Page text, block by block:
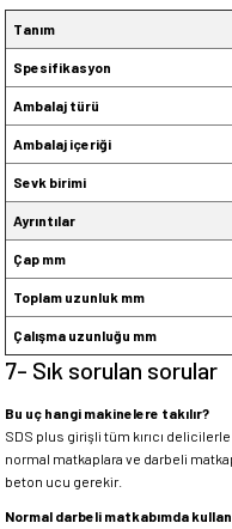
Tanım
Spesifikasyon
Ambalaj türü
Ambalaj içeriği
Sevk birimi
Ayrıntılar
Çap mm
Toplam uzunluk mm
Çalışma uzunluğu mm
7- Sık sorulan sorular
Bu uç hangi makinelere takılır?
SDS plus girişli tüm kırıcı delicilerle
normal matkaplara ve darbeli
beton ucu gerekir.
Normal darbeli matkabımda